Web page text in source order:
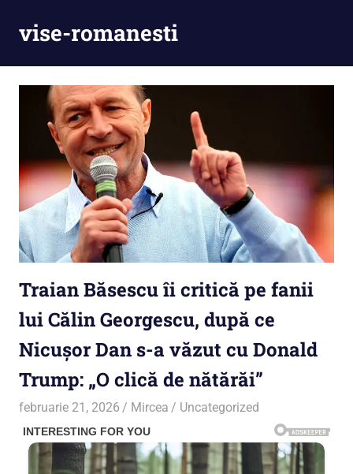
vise-romanesti
Traian Băsescu îi critică pe fanii
lui Călin Georgescu, după ce
Nicușor Dan s-a văzut cu Donald
Trump: „O clică de nătărăi”
februarie 21, 2026 Mircea Uncategorized